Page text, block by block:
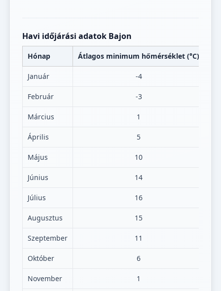
Havi időjárási adatok Bajon
Hónap Átlagos minimum hőmérséklet (°C)
Január -4
Február -3
Március 1
Április 5
Május 10
Június 14
Július 16
Augusztus 15
Szeptember 11
Október 6
November 1